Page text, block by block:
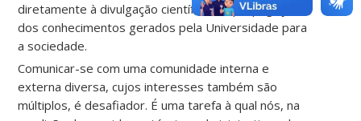
diretamente à divulgação científica e à propagação
dos conhecimentos gerados pela Universidade para
a sociedade.
Comunicar-se com uma comunidade interna e
externa diversa, cujos interesses também são
múltiplos, é desafiador. É uma tarefa à qual nós, na